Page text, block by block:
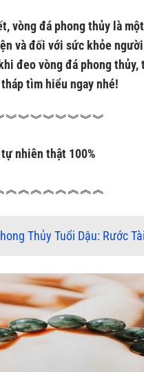
vòng đá phong thủy là
và đối với sức khỏe
đeo vòng đá phong
tìm hiểu ngay nhé!
nhiên thật 100%
Thủy Tuổi Dậu: Rước